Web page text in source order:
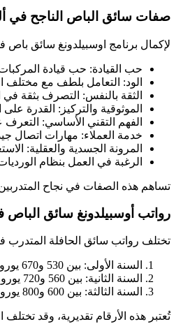
صفات سائق الباص الناجح في
لإكمال برنامج اوسبيلدونغ سائق باص
حب القيادة: حب قيادة
الود: التعامل بلطف مع
الثقة بالنفس: التصرف بثقة في
الموثوقية والتركيز: القدرة
الفهم التقني الأساسي:
خدمة العملاء: مهارات اتصال
المرونة الجسدية والعقلية:
الرغبة في العمل بنظام
تساهم هذه الصفات في نجاح
رواتب أوسبيلدونغ سائق الباص
تختلف رواتب سائق الحافلة المتدرب
السنة الأولى: بين 530 و670 يورو.
السنة الثانية: بين 560 و720 يورو.
السنة الثالثة: بين 600 و800 يورو.
تُعتبر هذه الأرقام تقديرية، وقد